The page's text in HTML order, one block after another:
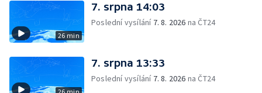
26 min
7. srpna 14:03
Poslední vysílání 7. 8. 2026 na ČT24
7. srpna 13:33
Poslední vysílání 7. 8. 2026 na ČT24